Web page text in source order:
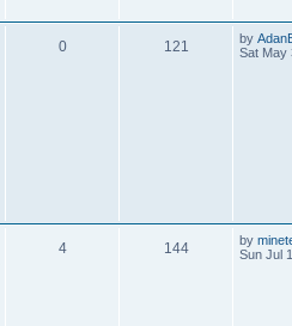
0 121 by
Sat May
4 144 by
Sun Jul